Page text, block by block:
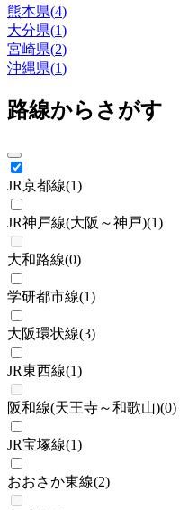
熊本県(4)
大分県(1)
宮崎県(2)
沖縄県(1)
路線からさがす
JR京都線(1)
JR神戸線(大阪～神戸)(1)
大和路線(0)
学研都市線(1)
大阪環状線(3)
JR東西線(1)
阪和線(天王寺～和歌山)(0)
JR宝塚線(1)
おおさか東線(2)